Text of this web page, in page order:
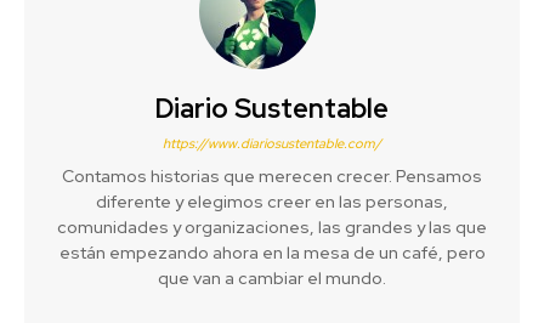
Diario Sustentable
https://www.diariosustentable.com/
Contamos historias que merecen crecer. Pensamos
diferente y elegimos creer en las personas,
comunidades y organizaciones, las grandes y las que
están empezando ahora en la mesa de un café, pero
que van a cambiar el mundo.